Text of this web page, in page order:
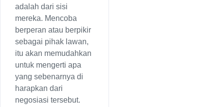
adalah dari sisi
mereka. Mencoba
berperan atau berpikir
sebagai pihak lawan,
itu akan memudahkan
untuk mengerti apa
yang sebenarnya di
harapkan dari
negosiasi tersebut.